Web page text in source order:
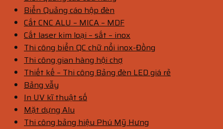
Biển Quảng cáo hộp đèn
Cắt CNC ALU – MICA – MDF
Cắt laser kim loại – sắt – inox
Thi công biển QC chữ nổi inox-Đồng
Thi công gian hàng hội chợ
Thiết kế – Thi công Bảng đèn LED giá rẻ
Bảng vẫy
In UV kĩ thuật số
Mặt dựng Alu
Thi công bảng hiệu Phú Mỹ Hưng